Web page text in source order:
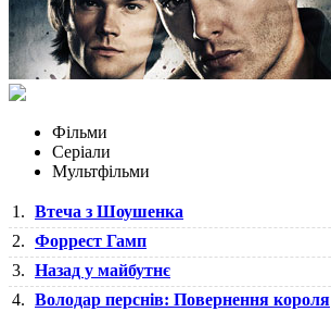
Фільми
Серіали
Мультфільми
1. Втеча з Шоушенка
2. Форрест Гамп
3. Назад у майбутнє
4. Володар перснів: Повернення короля